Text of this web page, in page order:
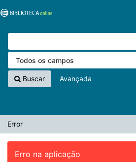
VuFind
Buscar Avançada
Error
Erro na aplicação